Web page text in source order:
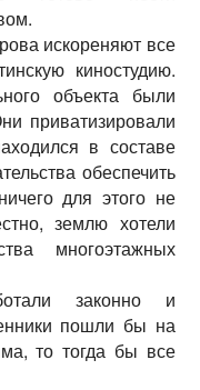
искореняют все
киностудию.
объекта были
приватизировали
в составе
обеспечить
для этого не
землю хотели
многоэтажных
законно и
пошли бы на
то тогда бы все